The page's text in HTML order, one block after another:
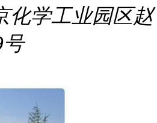
化学工业园区赵